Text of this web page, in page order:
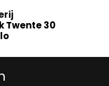
Twente 30